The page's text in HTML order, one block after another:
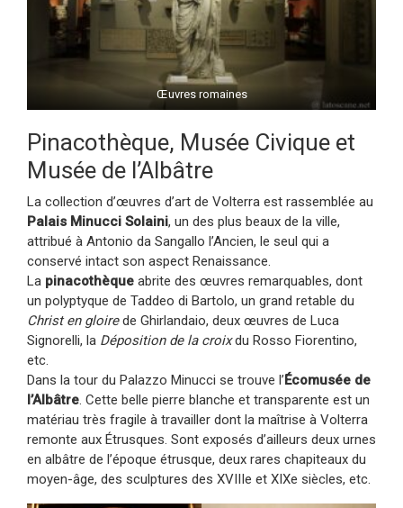
Œuvres romaines
Pinacothèque, Musée Civique et
Musée de l’Albâtre
La collection d’œuvres d’art de Volterra est rassemblée au
Palais Minucci Solaini, un des plus beaux de la ville,
attribué à Antonio da Sangallo l’Ancien, le seul qui a
conservé intact son aspect Renaissance.
La pinacothèque abrite des œuvres remarquables, dont
un polyptyque de Taddeo di Bartolo, un grand retable du
Christ en gloirede Ghirlandaio, deux œuvres de Luca
Signorelli, la Déposition de la croixdu Rosso Fiorentino,
etc.
Dans la tour du Palazzo Minucci se trouve l’Écomusée de
l’Albâtre. Cette belle pierre blanche et transparente est un
matériau très fragile à travailler dont la maîtrise à Volterra
remonte aux Étrusques. Sont exposés d’ailleurs deux urnes
en albâtre de l’époque étrusque, deux rares chapiteaux du
moyen-âge, des sculptures des XVIIIe et XIXe siècles, etc.